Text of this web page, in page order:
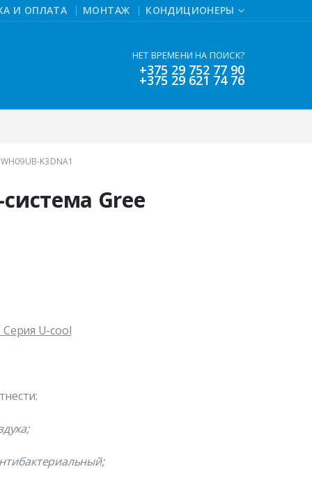
И ОПЛАТА МОНТАЖ КОНДИЦИОНЕРЫ
НЕТ ВРЕМЕНИ НА ПОИСК?
+375 29 752 77 90
+375 29 621 74 76
K3DNA1
Gree
Серия U-cool